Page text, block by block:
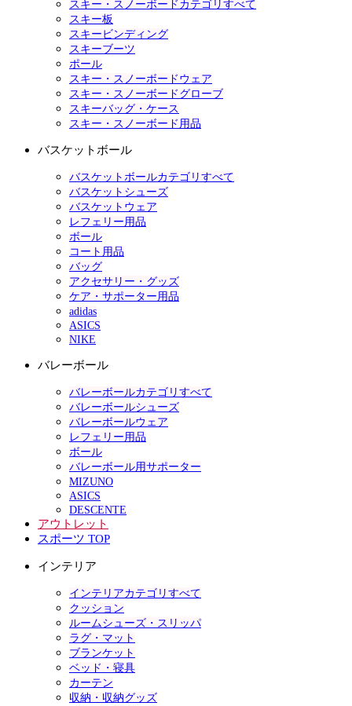
スキー・スノーボードカテゴリすべて
スキー板
スキービンディング
スキーブーツ
ポール
スキー・スノーボードウェア
スキー・スノーボードグローブ
スキーバッグ・ケース
スキー・スノーボード用品
バスケットボール
バスケットボールカテゴリすべて
バスケットシューズ
バスケットウェア
レフェリー用品
ボール
コート用品
バッグ
アクセサリー・グッズ
ケア・サポーター用品
adidas
ASICS
NIKE
バレーボール
バレーボールカテゴリすべて
バレーボールシューズ
バレーボールウェア
レフェリー用品
ボール
バレーボール用サポーター
MIZUNO
ASICS
DESCENTE
アウトレット
スポーツ TOP
インテリア
インテリアカテゴリすべて
クッション
ルームシューズ・スリッパ
ラグ・マット
ブランケット
ベッド・寝具
カーテン
収納・収納グッズ